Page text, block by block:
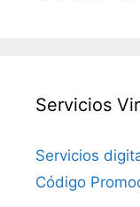
Servicios
Servicios
Código